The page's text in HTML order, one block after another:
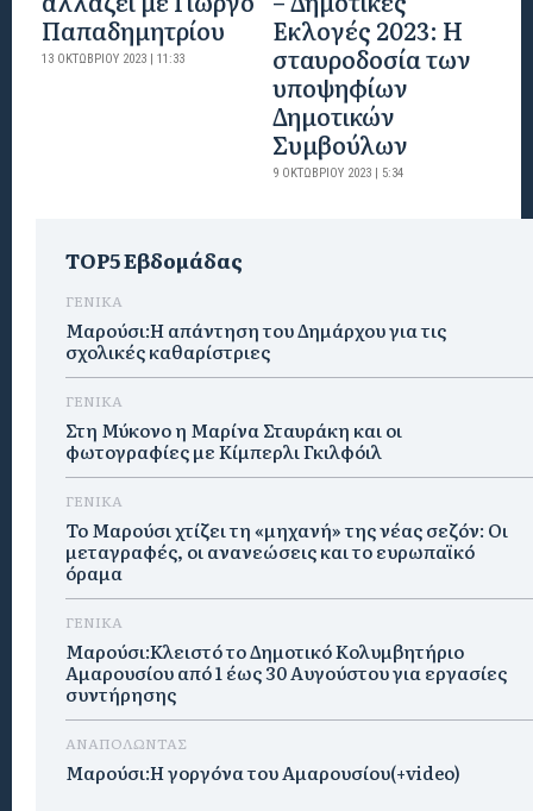
Παπαδημητρίου
13 ΟΚΤΩΒΡΊΟΥ 2023 | 11:33
Εκλογές 2023: Η
σταυροδοσία των
υποψηφίων
Δημοτικών
Συμβούλων
9 ΟΚΤΩΒΡΊΟΥ 2023 | 5:34
TOP5 Εβδομάδας
ΓΕΝΙΚΑ
Μαρούσι:Η απάντηση του Δημάρχου για τις
σχολικές καθαρίστριες
ΓΕΝΙΚΑ
Στη Μύκονο η Μαρίνα Σταυράκη και οι
φωτογραφίες με Κίμπερλι Γκιλφόιλ
ΓΕΝΙΚΑ
Το Μαρούσι χτίζει τη «μηχανή» της νέας σεζόν: Οι
μεταγραφές, οι ανανεώσεις και το ευρωπαϊκό
όραμα
ΓΕΝΙΚΑ
Μαρούσι:Κλειστό το Δημοτικό Κολυμβητήριο
Αμαρουσίου από 1 έως 30 Αυγούστου για εργασίες
συντήρησης
ΑΝΑΠΟΛΩΝΤΑΣ
Μαρούσι:H γοργόνα του Αμαρουσίου(+video)